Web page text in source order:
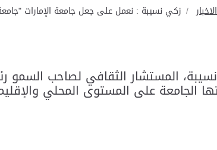
الاخبار زكي نسيبة : نعمل على جعل جامعة الإمارات
المستشار الثقافي لصاحب السمو
الجامعة على المستوى المحلي